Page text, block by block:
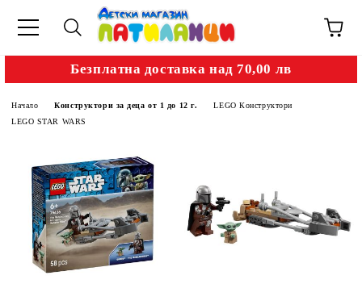
Безплатна доставка над 70,00 лв
Начало Конструктори за деца от 1 до 12 г.
LEGO Конструктори
LEGO STAR WARS